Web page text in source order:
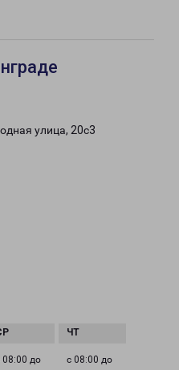
улица, 20с3
08:00 до с 08:00 до